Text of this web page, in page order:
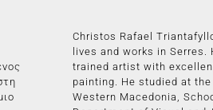
Christos Rafael
lives and works in Serres.
trained artist with
painting. He studied at
Western Macedonia,